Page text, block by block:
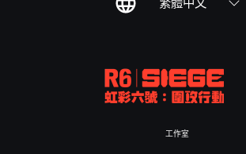
繁體中文
工作室